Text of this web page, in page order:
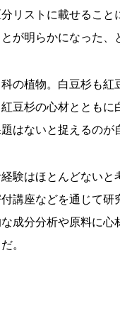
リストに載せるこ
が明らかになった、
の植物。白豆杉も
豆杉の心材とともに
はないと捉えるのが
験はほとんどない
講座などを通じて
成分分析や原料に
。